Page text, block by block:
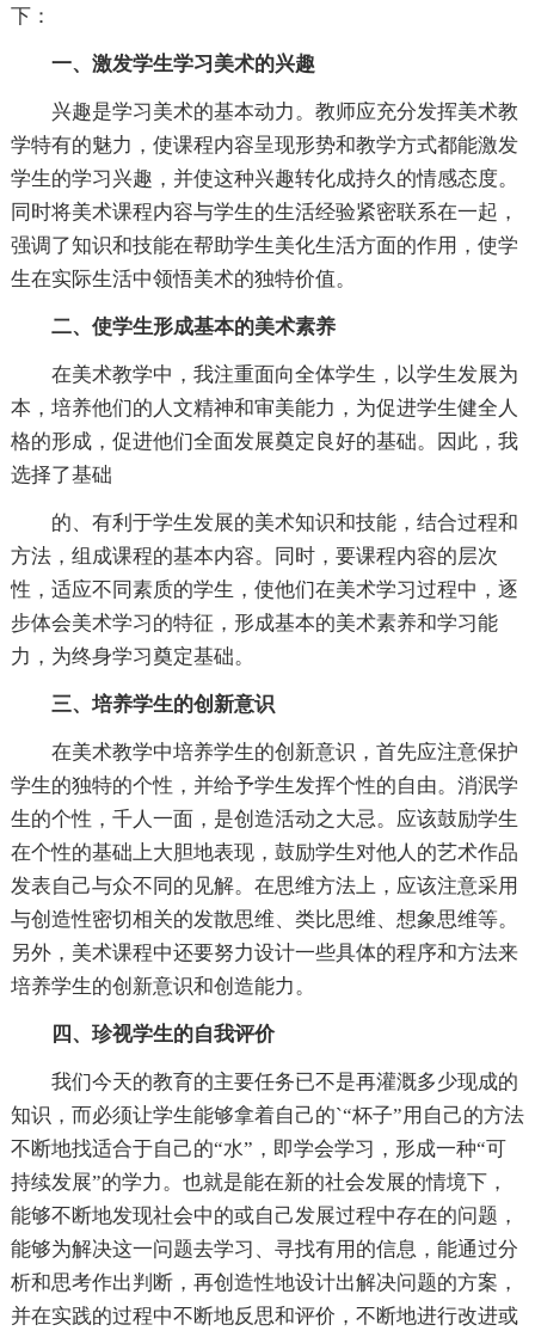
下：
一、激发学生学习美术的兴趣
兴趣是学习美术的基本动力。教师应充分发挥美术教
学特有的魅力，使课程内容呈现形势和教学方式都能激发
学生的学习兴趣，并使这种兴趣转化成持久的情感态度。
同时将美术课程内容与学生的生活经验紧密联系在一起，
强调了知识和技能在帮助学生美化生活方面的作用，使学
生在实际生活中领悟美术的独特价值。
二、使学生形成基本的美术素养
在美术教学中，我注重面向全体学生，以学生发展为
本，培养他们的人文精神和审美能力，为促进学生健全人
格的形成，促进他们全面发展奠定良好的基础。因此，我
选择了基础
的、有利于学生发展的美术知识和技能，结合过程和
方法，组成课程的基本内容。同时，要课程内容的层次
性，适应不同素质的学生，使他们在美术学习过程中，逐
步体会美术学习的特征，形成基本的美术素养和学习能
力，为终身学习奠定基础。
三、培养学生的创新意识
在美术教学中培养学生的创新意识，首先应注意保护
学生的独特的个性，并给予学生发挥个性的自由。消泯学
生的个性，千人一面，是创造活动之大忌。应该鼓励学生
在个性的基础上大胆地表现，鼓励学生对他人的艺术作品
发表自己与众不同的见解。在思维方法上，应该注意采用
与创造性密切相关的发散思维、类比思维、想象思维等。
另外，美术课程中还要努力设计一些具体的程序和方法来
培养学生的创新意识和创造能力。
四、珍视学生的自我评价
我们今天的教育的主要任务已不是再灌溉多少现成的
知识，而必须让学生能够拿着自己的`“杯子”用自己的方法
不断地找适合于自己的“水”，即学会学习，形成一种“可
持续发展”的学力。也就是能在新的社会发展的情境下，
能够不断地发现社会中的或自己发展过程中存在的问题，
能够为解决这一问题去学习、寻找有用的信息，能通过分
析和思考作出判断，再创造性地设计出解决问题的方案，
并在实践的过程中不断地反思和评价，不断地进行改进或